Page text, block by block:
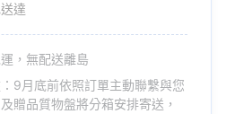
達
，無配送離島
9月底前依照訂單主動聯繫與您
贈品質物盤將分箱安排寄送，